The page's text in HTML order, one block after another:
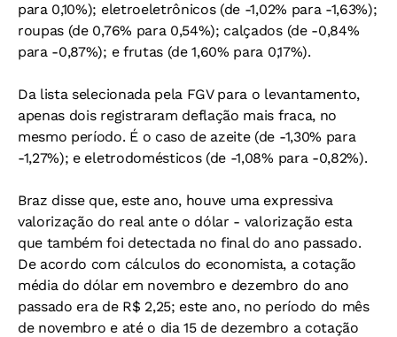
para 0,10%); eletroeletrônicos (de -1,02% para -1,63%);
roupas (de 0,76% para 0,54%); calçados (de -0,84%
para -0,87%); e frutas (de 1,60% para 0,17%).
Da lista selecionada pela FGV para o levantamento,
apenas dois registraram deflação mais fraca, no
mesmo período. É o caso de azeite (de -1,30% para
-1,27%); e eletrodomésticos (de -1,08% para -0,82%).
Braz disse que, este ano, houve uma expressiva
valorização do real ante o dólar - valorização esta
que também foi detectada no final do ano passado.
De acordo com cálculos do economista, a cotação
média do dólar em novembro e dezembro do ano
passado era de R$ 2,25; este ano, no período do mês
de novembro e até o dia 15 de dezembro a cotação